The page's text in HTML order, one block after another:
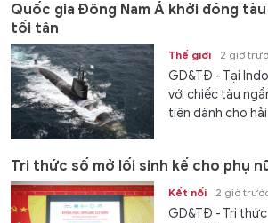
Cộng hoà xã hội
Quốc gia Đông Nam Á khởi đóng
tối tân
Thế giới 2 giờ
GD&TĐ - Tại
với chiếc tàu
tiên dành cho
Tri thức số mở lối sinh kế cho phụ
Kết nối 2 giờ
GD&TĐ - Tri